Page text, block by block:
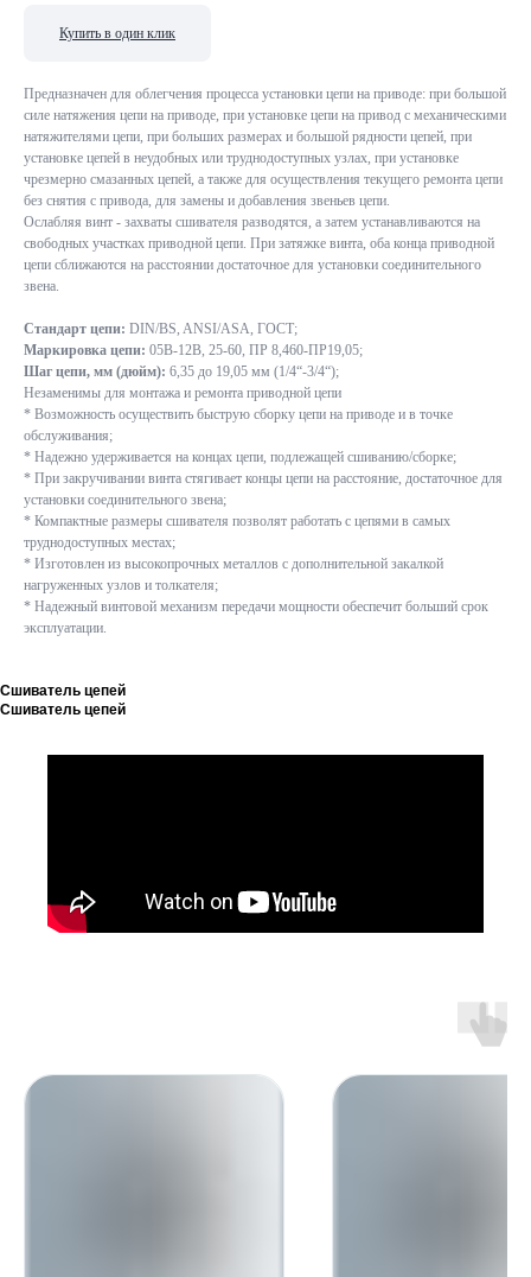
Купить в один клик
Предназначен для облегчения процесса установки цепи на приводе: при большой
силе натяжения цепи на приводе, при установке цепи на привод с механическими
натяжителями цепи, при больших размерах и большой рядности цепей, при
установке цепей в неудобных или труднодоступных узлах, при установке
чрезмерно смазанных цепей, а также для осуществления текущего ремонта цепи
без снятия с привода, для замены и добавления звеньев цепи.
Ослабляя винт - захваты сшивателя разводятся, а затем устанавливаются на
свободных участках приводной цепи. При затяжке винта, оба конца приводной
цепи сближаются на расстоянии достаточное для установки соединительного
звена.
Стандарт цепи: DIN/BS, ANSI/ASA, ГОСТ;
Маркировка цепи: 05B-12B, 25-60, ПР 8,460-ПР19,05;
Шаг цепи, мм (дюйм): 6,35 до 19,05 мм (1/4“-3/4“);
Незаменимы для монтажа и ремонта приводной цепи
* Возможность осуществить быструю сборку цепи на приводе и в точке
обслуживания;
* Надежно удерживается на концах цепи, подлежащей сшиванию/сборке;
* При закручивании винта стягивает концы цепи на расстояние, достаточное для
установки соединительного звена;
* Компактные размеры сшивателя позволят работать с цепями в самых
труднодоступных местах;
* Изготовлен из высокопрочных металлов с дополнительной закалкой
нагруженных узлов и толкателя;
* Надежный винтовой механизм передачи мощности обеспечит больший срок
эксплуатации.
Сшиватель цепей
Сшиватель цепей